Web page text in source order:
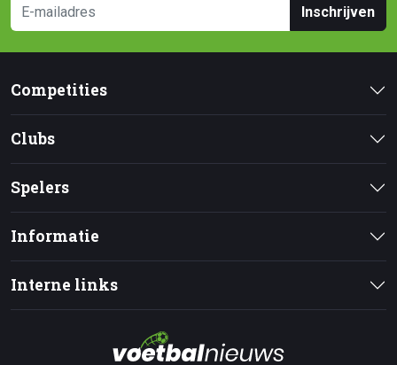
Inschrijven
Competities
Clubs
Spelers
Informatie
Interne links